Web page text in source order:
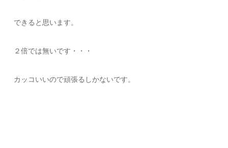
できると思います。
２倍では無いです・・・
カッコいいので頑張るしかないです。